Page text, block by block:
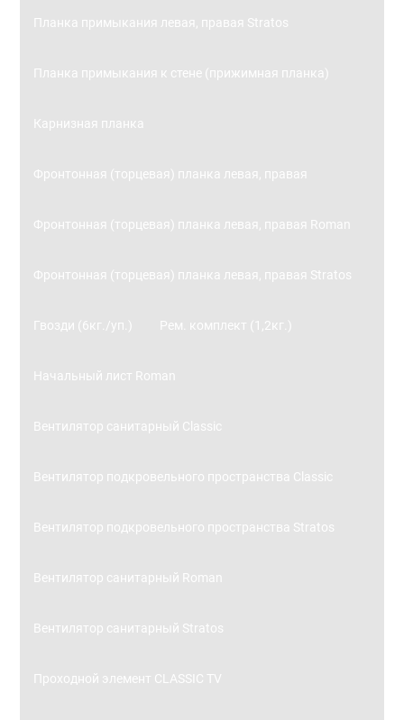
Планка примыкания левая, правая Stratos
Планка примыкания к стене (прижимная планка)
Карнизная планка
Фронтонная (торцевая) планка левая, правая
Фронтонная (торцевая) планка левая, правая Roman
Фронтонная (торцевая) планка левая, правая Stratos
Гвозди (6кг./уп.) Рем. комплект (1,2кг.)
Начальный лист Roman
Вентилятор санитарный Classic
Вентилятор подкровельного пространства Classic
Вентилятор подкровельного пространства Stratos
Вентилятор санитарный Roman
Вентилятор санитарный Stratos
Проходной элемент CLASSIC TV